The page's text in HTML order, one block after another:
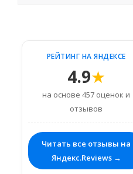
РЕЙТИНГ НА ЯНДЕКСЕ
4.9★
на основе 457 оценок и
отзывов
Читать все отзывы на
Яндекс.Reviews →